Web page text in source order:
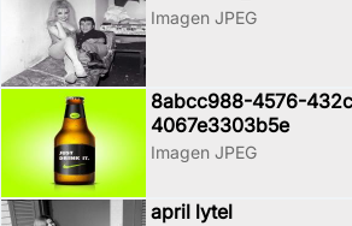
Imagen JPEG
8abcc988-4576-
4067e3303b5e
Imagen JPEG
april lytel